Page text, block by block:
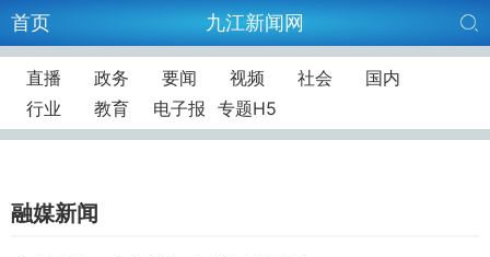
首页 九江新闻网
直播 政务 要闻 视频 社会
国内
行业
教育 电子报 专题H5
融媒新闻